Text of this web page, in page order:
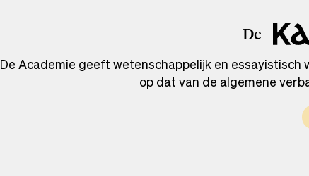
De
De Academie geeft wetenschappelijk en
op dat van de algemene